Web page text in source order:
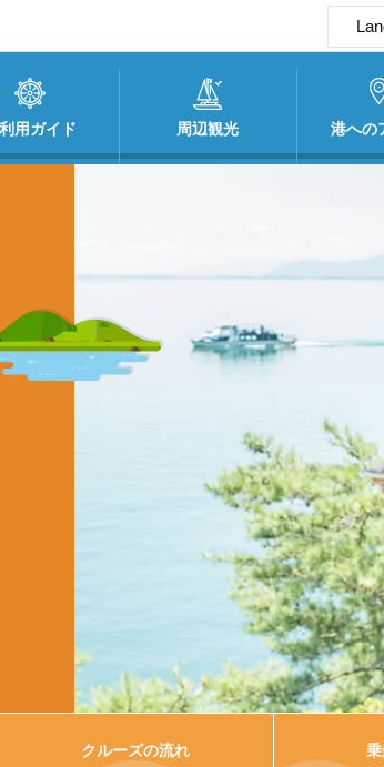
繁
用ガイド 周辺観光 港への
クルーズの流れ